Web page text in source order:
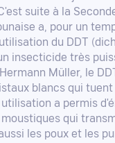
suite à la
a, pour un
du DDT
insecticide très
Müller, le
blancs qui
utilisation a permis
qui
les poux et les